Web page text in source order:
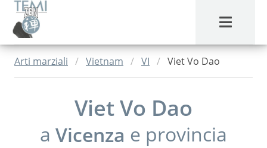
MENU
Arti marziali Vietnam VI Viet Vo Dao
Viet Vo Dao
a Vicenza e provincia